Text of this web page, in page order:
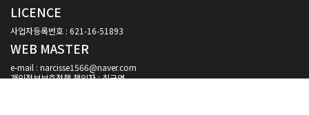
LICENCE
사업자등록번호 : 621-16-51893
WEB MASTER
e-mail : narcisse1566@naver.com
개인정보보호정책 책임자 : 최근영